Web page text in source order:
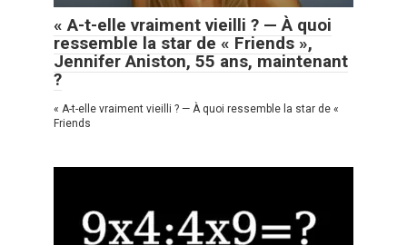
« A-t-elle vraiment vieilli ? — À quoi
ressemble la star de « Friends »,
Jennifer Aniston, 55 ans, maintenant
?
« A-t-elle vraiment vieilli ? — À quoi ressemble la star de «
Friends